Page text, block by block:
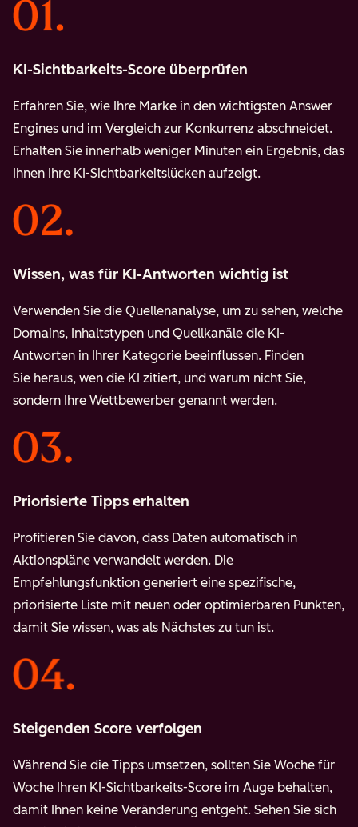
KI-Sichtbarkeits-Score überprüfen
Erfahren Sie, wie Ihre Marke in den wichtigsten Answer
Engines und im Vergleich zur Konkurrenz abschneidet.
Erhalten Sie innerhalb weniger Minuten ein Ergebnis, das
Ihnen Ihre KI-Sichtbarkeitslücken aufzeigt.
Wissen, was für KI-Antworten wichtig ist
Verwenden Sie die Quellenanalyse, um zu sehen, welche
Domains, Inhaltstypen und Quellkanäle die KI-
Antworten in Ihrer Kategorie beeinflussen. Finden
Sie heraus, wen die KI zitiert, und warum nicht Sie,
sondern Ihre Wettbewerber genannt werden.
Priorisierte Tipps erhalten
Profitieren Sie davon, dass Daten automatisch in
Aktionspläne verwandelt werden. Die
Empfehlungsfunktion generiert eine spezifische,
priorisierte Liste mit neuen oder optimierbaren Punkten,
damit Sie wissen, was als Nächstes zu tun ist.
Steigenden Score verfolgen
Während Sie die Tipps umsetzen, sollten Sie Woche für
Woche Ihren KI-Sichtbarkeits-Score im Auge behalten,
damit Ihnen keine Veränderung entgeht. Sehen Sie sich